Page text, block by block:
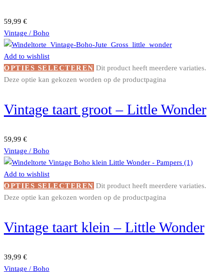
59,99 €
Vintage / Boho
Add to wishlist
OPTIES SELECTEREN Dit product heeft meerdere variaties.
Deze optie kan gekozen worden op de productpagina
Vintage taart groot – Little Wonder
59,99 €
Vintage / Boho
Add to wishlist
OPTIES SELECTEREN Dit product heeft meerdere variaties.
Deze optie kan gekozen worden op de productpagina
Vintage taart klein – Little Wonder
39,99 €
Vintage / Boho